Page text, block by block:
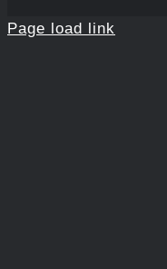
Page load link